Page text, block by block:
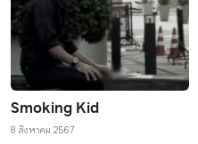
Smoking Kid
8 สิงหาคม 2567